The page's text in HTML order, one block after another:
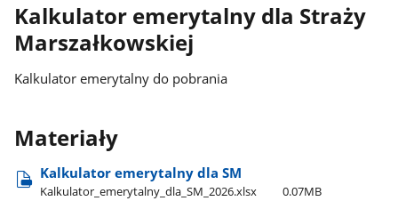
Kalkulator emerytalny dla Straży
Marszałkowskiej
Kalkulator emerytalny do pobrania
Materiały
Kalkulator emerytalny dla SM
Kalkulator​_emerytalny​_dla​_SM​_2026.xlsx 0.07MB